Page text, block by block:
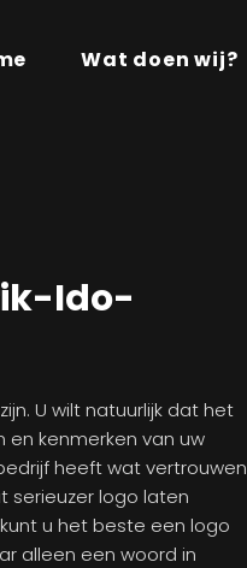
Wat doen wij?
Ido-
U wilt natuurlijk dat het
kenmerken van uw
heeft wat vertrouwen
serieuzer logo laten
u het beste een logo
alleen een woord in